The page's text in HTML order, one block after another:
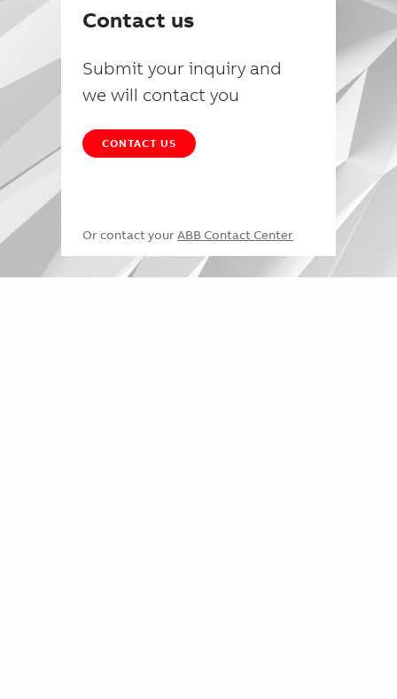
Contact us
Submit your inquiry and
we will contact you
CONTACT US
Or contact your ABB Contact Center